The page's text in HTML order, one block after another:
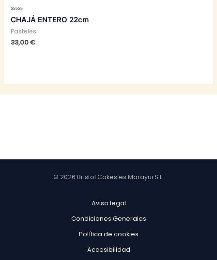
Valorado
con
0
de
5
CHAJÁ ENTERO 22cm
Pasteles
33,00€
© 2026 Bristol Cakes es Marayui S.L.
Aviso legal
Condiciones Generales
Política de cookies
Accesibilidad